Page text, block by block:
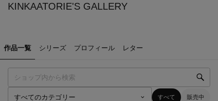
KINKAATORIE'S GALLERY
作品一覧 シリーズ プロフィール レター
すべて 販売中